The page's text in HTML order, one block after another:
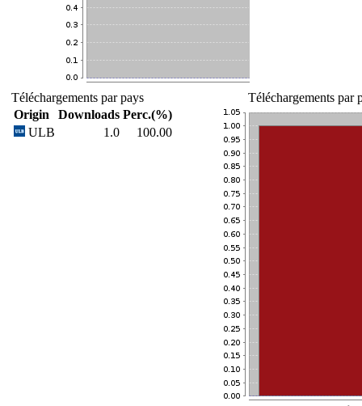
Téléchargements par pays
Origin
Downloads Perc.(%)
ULB
1.0 100.00
Téléchargements par